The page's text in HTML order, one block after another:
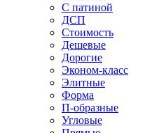
С патиной
ДСП
Стоимость
Дешевые
Дорогие
Эконом-класс
Элитные
Форма
П-образные
Угловые